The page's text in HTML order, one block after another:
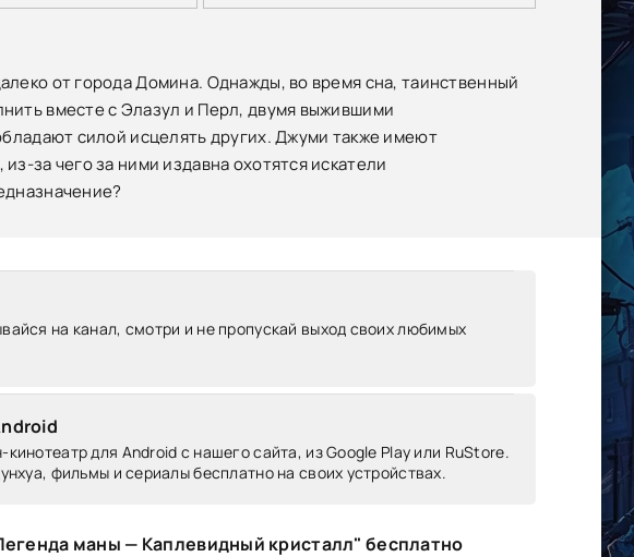
от города Домина. Однажды, во время сна, таинственный
вместе с Элазул и Перл, двумя выжившими
силой исцелять других. Джуми также имеют
за чего за ними издавна охотятся искатели
на канал, смотри и не пропускай выход своих любимых
для Android c нашего сайта, из Google Play или RuStore.
фильмы и сериалы бесплатно на своих устройствах.
маны — Каплевидный кристалл" бесплатно